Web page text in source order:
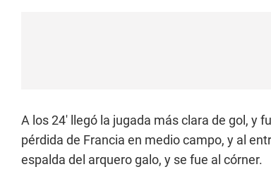
A los 24' llegó la jugada más clara de gol, y
pérdida de Francia en medio campo, y al
espalda del arquero galo, y se fue al córner.